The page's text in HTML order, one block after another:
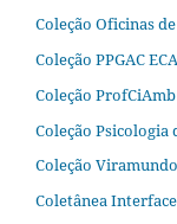
Coleção Oficinas
Coleção PPGAC
Coleção
Coleção Psicologia
Coleção Viramundo
Coletânea